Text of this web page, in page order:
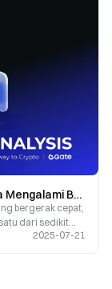
Prediksi Harga ALPACA 2025: Dapatkah Ia Mengalami Bull Run Lagi?
bergerak cepat,
dari sedikit
2025-07-21